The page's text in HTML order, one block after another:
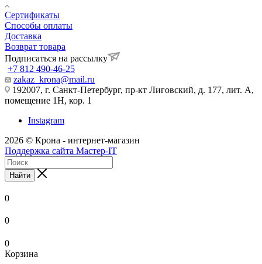
Сертификаты
Способы оплаты
Доставка
Возврат товара
Подписаться на рассылку
+7 812 490-46-25
zakaz_krona@mail.ru
192007, г. Санкт-Петербург, пр-кт Лиговский, д. 177, лит. А,
помещение 1Н, кор. 1
Instagram
2026 © Крона - интернет-магазин
Поддержка сайта Мастер-IT
Найти
0
0
0
Корзина